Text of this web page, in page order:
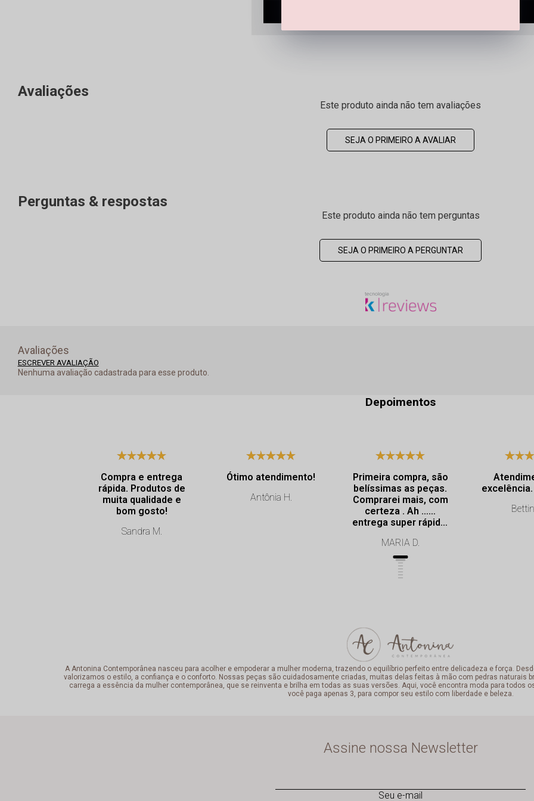
Avaliações
Este produto ainda não tem avaliações
SEJA O PRIMEIRO A AVALIAR
Perguntas & respostas
Este produto ainda não tem perguntas
SEJA O PRIMEIRO A PERGUNTAR
Avaliações
ESCREVER AVALIAÇÃO
Nenhuma avaliação cadastrada para esse produto.
Depoimentos
Compra e entrega
rápida. Produtos de
muita qualidade e
bom gosto!
Sandra M.
Ótimo atendimento!
Antônia H.
Primeira compra, são
belíssimas as peças.
Comprarei mais, com
certeza . Ah ……
entrega super rápida.
excelência.
MARIA D.
A Antonina Contemporânea nasceu para acolher e empoderar a mulher moderna, trazendo o equilíbrio perfeito entre delicadeza e força.
valorizamos o estilo, a confiança e o conforto. Nossas peças são cuidadosamente criadas, muitas delas feitas à mão com pedras naturais
carrega a essência da mulher contemporânea, que se reinventa e brilha em todas as suas versões. Aqui, você encontra moda para todos
você paga apenas 3, para compor seu estilo com liberdade e beleza.
Assine nossa Newsletter
Seu e-mail